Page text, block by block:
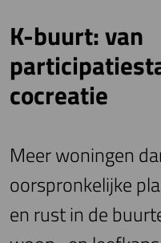
K-buurt: van
cocreatie
Meer woningen
oorspronkelijke
en rust in de